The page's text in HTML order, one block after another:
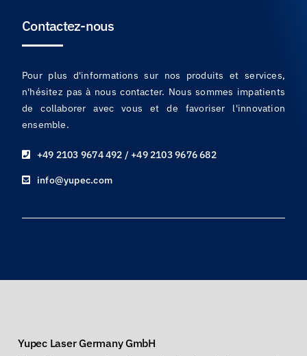
Contactez-nous
Pour plus d'informations sur nos produits et services,
n'hésitez pas à nous contacter. Nous sommes impatients
de collaborer avec vous et de favoriser l'innovation
ensemble.
+49 2103 9674 492 / +49 2103 9676 682
info@yupec.com
Yupec Laser Germany GmbH